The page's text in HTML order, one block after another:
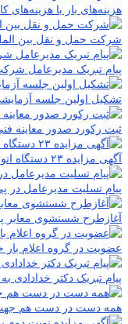
هزینه‌های بار با هزینه‌های
شرکت حمل و نقل بین
پیام تبریک مدیرعامل
تشکیل اولین جلسه
ثبت رکورد صدور معاینه
آگهی مزایده ۲۳ دستگاه انواع خودرو سبک
پیام تسلیت مدیرعامل
آغازطرح شستشوی معابر
عضویت در گروه اعلام
پیام تبریک دکتر خدادادی
همه دست در دست هم جهت